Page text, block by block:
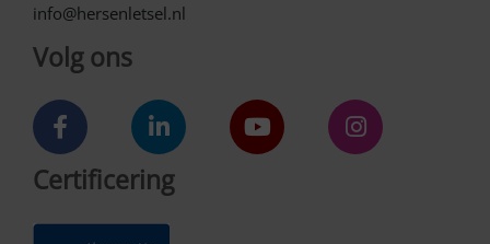
info@hersenletsel.nl
Volg ons
Certificering